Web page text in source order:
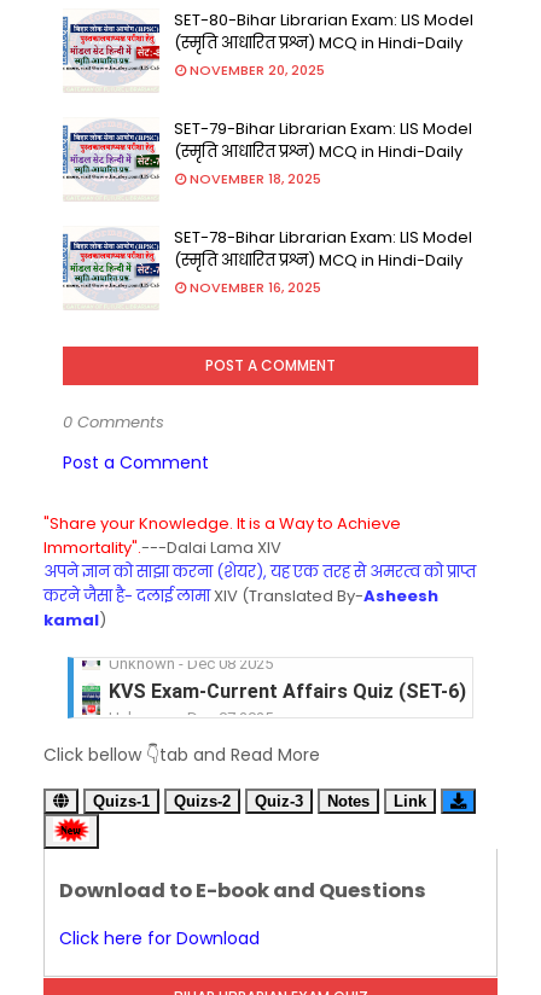
SET-80-Bihar Librarian Exam: LIS Model
(स्मृति आधारित प्रश्न) MCQ in Hindi-Daily
NOVEMBER 20, 2025
SET-79-Bihar Librarian Exam: LIS Model
(स्मृति आधारित प्रश्न) MCQ in Hindi-Daily
NOVEMBER 18, 2025
SET-78-Bihar Librarian Exam: LIS Model
(स्मृति आधारित प्रश्न) MCQ in Hindi-Daily
NOVEMBER 16, 2025
POST A COMMENT
0 Comments
Post a Comment
"Share your Knowledge. It is a Way to Achieve
Immortality".---Dalai Lama XIV
अपने ज्ञान को साझा करना (शेयर), यह एक तरह से अमरत्व को प्राप्त
करने जैसा है- दलाई लामाXIV (Translated By-Asheesh
kamal)
KVS Exam-Current Affairs Quiz (SET-6) in
Unknown-Dec 07 2025
Unknown- Dec 06 2025
KVS Exam-Current Affairs Quiz (SET-4) in
Unknown-Dec 05 2025
KVS Exam-Current Affairs Quiz (SET-2) in
KVS Librarian Model Quiz Test-07 in Hindi (प्रत्येक
Unknown-Dec 02 2025
Click bellow 👇tab and Read More
Quizs-1 Quizs-2 Quiz-3 Notes Link
Download to E-book and Questions
Click here for Download